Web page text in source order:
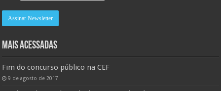
MAIS ACESSADAS
Fim do concurso público na CEF
9 de agosto de 2017